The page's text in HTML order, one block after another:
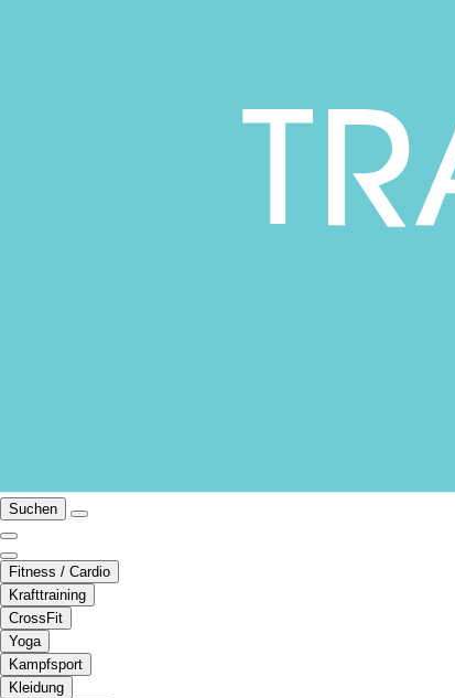
Suchen
Fitness / Cardio
Krafttraining
CrossFit
Yoga
Kampfsport
Kleidung